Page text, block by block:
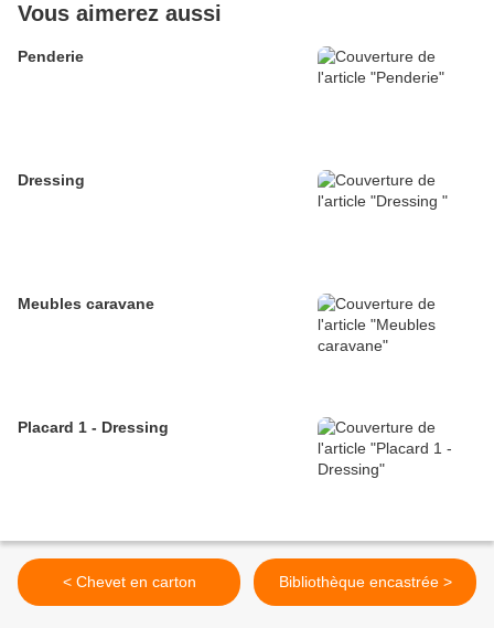
Vous aimerez aussi
Penderie
Dressing
Meubles caravane
Placard 1 - Dressing
< Chevet en carton Bibliothèque encastrée >